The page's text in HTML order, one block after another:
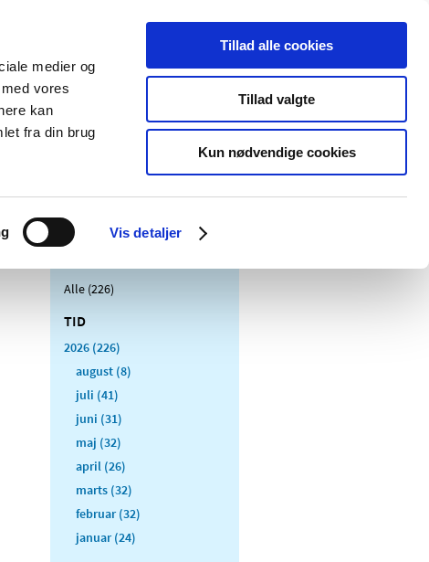
medier og
vores
kan
fra din brug
Vis detaljer
Tillad alle cookies
Tillad valgte
Kun nødvendige cookies
Udgivelser
Medicinsk
Særlige
produktområder
Alle (226)
TID
2026 (226)
august (8)
juli (41)
juni (31)
maj (32)
april (26)
marts (32)
februar (32)
januar (24)